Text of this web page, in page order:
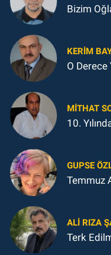
Bizim
KERIM
O Derece
MITHAT
10.
GUPSE
Temmuz
ALI RIZA
Terk